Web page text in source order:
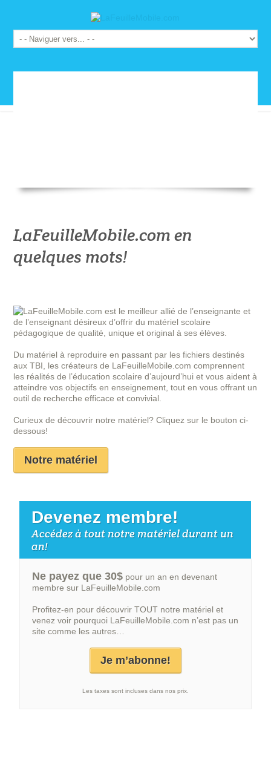
LaFeuilleMobile.com en
quelques mots!
LaFeuilleMobile.com est le meilleur allié de l’enseignante et
de l’enseignant désireux d’offrir du matériel scolaire
pédagogique de qualité, unique et original à ses élèves.
Du matériel à reproduire en passant par les fichiers destinés
aux TBI, les créateurs de LaFeuilleMobile.com comprennent
les réalités de l’éducation scolaire d’aujourd’hui et vous aident à
atteindre vos objectifs en enseignement, tout en vous offrant un
outil de recherche efficace et convivial.
Curieux de découvrir notre matériel? Cliquez sur le bouton ci-
dessous!
Notre matériel
Devenez membre!
Accédez à tout notre matériel durant un
an!
Ne payez que 30$ pour un an en devenant
membre sur LaFeuilleMobile.com
Profitez-en pour découvrir TOUT notre matériel et
venez voir pourquoi LaFeuilleMobile.com n’est pas un
site comme les autres…
Je m’abonne!
Les taxes sont incluses dans nos prix.